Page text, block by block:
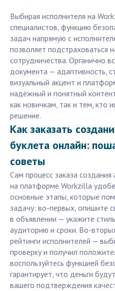
Выбирая исполнителя на
специалистов, функцию
задач напрямую с
позволяет подстраховаться
сотрудничества. Органично
документа — адаптивность,
визуальный акцент и
надёжный и понятный
как новичкам, так и тем, кто
решение.
Как заказать
буклета онлайн:
советы
Сам процесс заказа
на платформе Workzilla
основные этапы, которые
задачу: во-первых, опишите
в объявлении — укажите
аудиторию и сроки. Во-
рейтинги исполнителей —
проверку и получил
воспользуйтесь функцией
гарантирует, что деньги
вашего подтверждения